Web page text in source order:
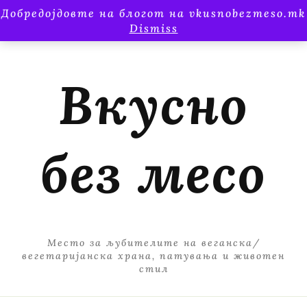
Добредојдовте на блогот на vkusnobezmeso.mk
Dismiss
Вкусно
без месо
Место за љубителите на веганска/
вегетаријанска храна, патувања и животен
стил